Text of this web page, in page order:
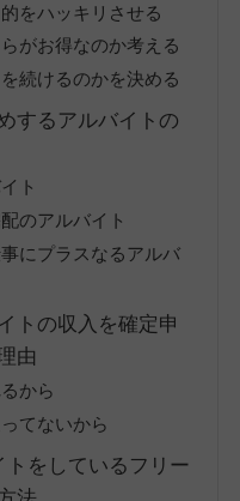
をハッキリさせる
がお得なのか考える
続けるのかを決める
するアルバイトの
ト
のアルバイト
にプラスなるアルバ
トの収入を確定申
由
から
てないから
トをしているフリー